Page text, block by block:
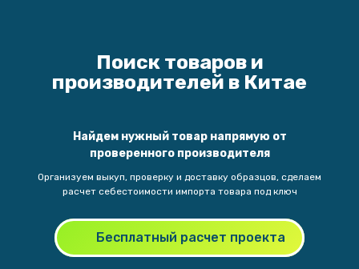
Поиск товаров и
производителей в Китае
Найдем нужный товар напрямую от
проверенного производителя
Организуем выкуп, проверку и доставку образцов, сделаем
расчет себестоимости импорта товара под ключ
Бесплатный расчет проекта